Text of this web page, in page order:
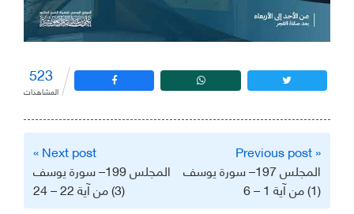
523
المشاهدات
تصفّح
المقالات
« Previous post
المجلس 197– سورة يوسف
(1) من آية 1 – 6
Next post »
المجلس 199– سورة يوسف
(3) من آية 22 – 24